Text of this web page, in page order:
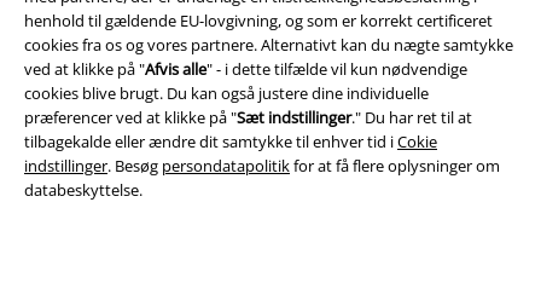
henhold til gældende EU-lovgivning, og som er korrekt certificeret
cookies fra os og vores partnere. Alternativt kan du nægte samtykke
ved at klikke på "Afvis alle" - i dette tilfælde vil kun nødvendige
cookies blive brugt. Du kan også justere dine individuelle
præferencer ved at klikke på "Sæt indstillinger." Du har ret til at
tilbagekalde eller ændre dit samtykke til enhver tid iCokie
indstillinger. Besøg persondatapolitikfor at få flere oplysninger om
databeskyttelse.
Persondatapolitik
Bortskaffelse af affald og miljøbeskyttelse
Overensstemmelseserklæring
Oplysninger om tilgængelighed